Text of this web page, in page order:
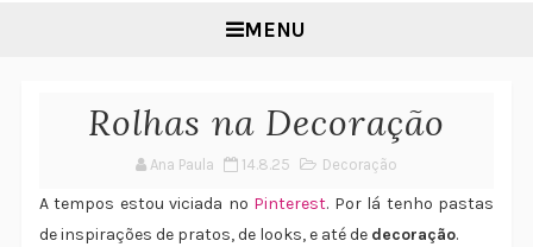
MENU
Rolhas na Decoração
Ana Paula 14.8.25 Decoração
A tempos estou viciada no Pinterest. Por lá tenho pastas
de inspirações de pratos, de looks, e até de decoração.